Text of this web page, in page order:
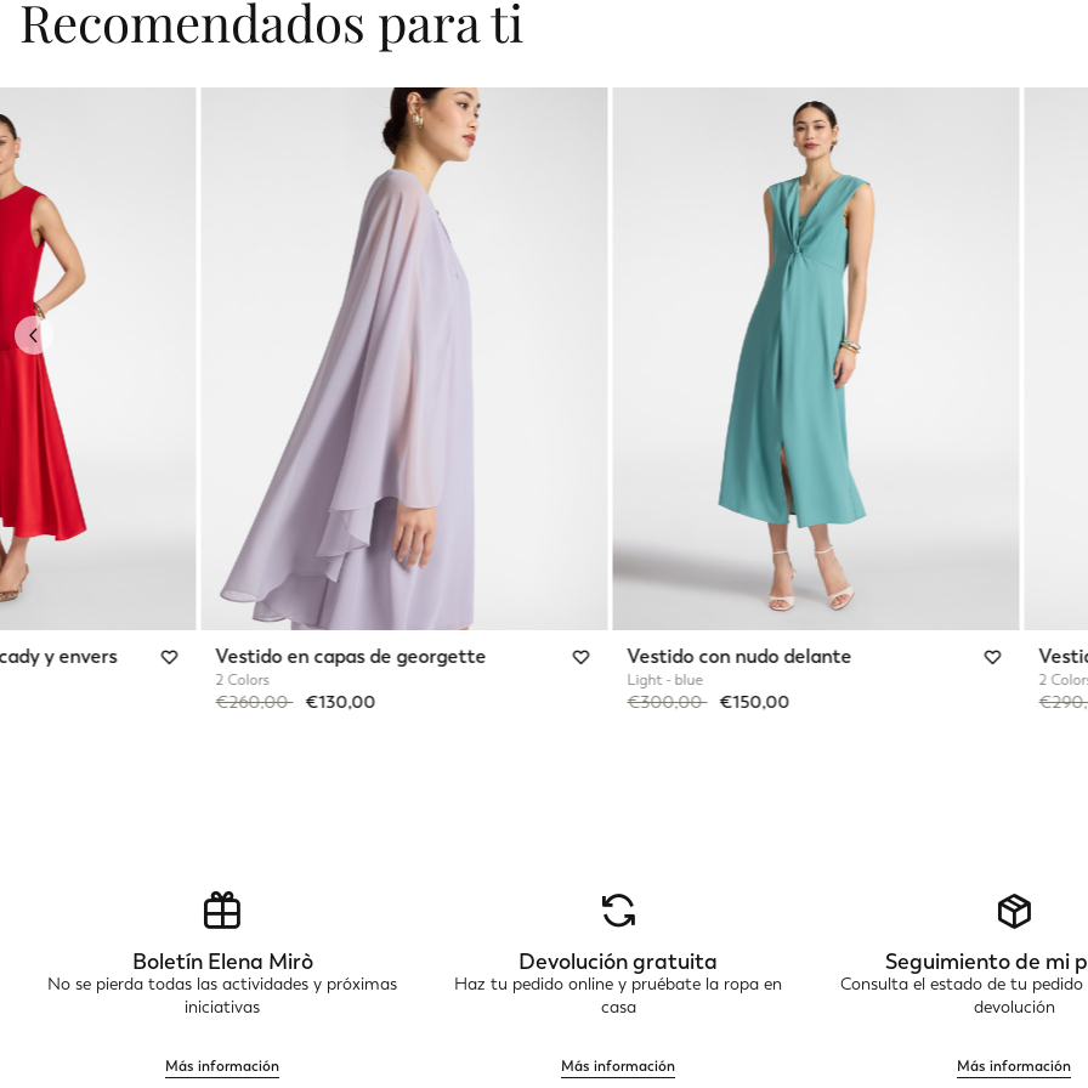
Recomendados para ti
y envers Vestido en capas de georgette
2 Colors
Price reduced from
€260,00to€130,00
Vestido con nudo delante
Light - blue
Price reduced from
€300,00to€150,00
2
Price
Previous
Boletín Elena Mirò
No se pierda todas las actividades y próximas
iniciativas
Más información
Devolución gratuita
Haz tu pedido online y pruébate la ropa en
casa
Más información
Seguimiento de mi
Consulta el estado de tu
devolución
Más información